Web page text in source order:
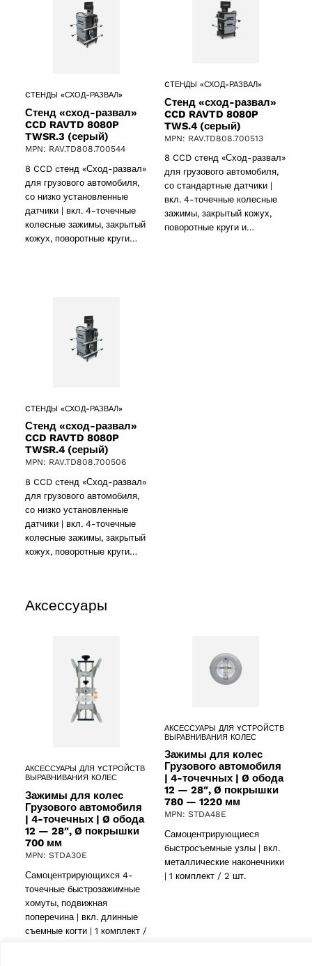
CТЕНДЫ «СХОД-РАЗВАЛ»
Стенд «сход-развал»
CCD RAVTD 8080P
TWSR.3 (серый)
MPN: RAV.TD808.700544
8 CCD cтенд «Сход-развал»
для грузового автомобиля,
со низко установленные
датчики | вкл. 4-точечные
колесные зажимы, закрытый
кожух, поворотные круги…
CТЕНДЫ «СХОД-РАЗВАЛ»
Стенд «сход-развал»
CCD RAVTD 8080P
TWS.4 (серый)
MPN: RAV.TD808.700513
8 CCD cтенд «Сход-развал»
для грузового автомобиля,
со стандартные датчики |
вкл. 4-точечные колесные
зажимы, закрытый кожух,
поворотные круги и…
CТЕНДЫ «СХОД-РАЗВАЛ»
Стенд «сход-развал»
CCD RAVTD 8080P
TWSR.4 (серый)
MPN: RAV.TD808.700506
8 CCD cтенд «Сход-развал»
для грузового автомобиля,
со низко установленные
датчики | вкл. 4-точечные
колесные зажимы, закрытый
кожух, поворотные круги…
Аксессуары
АКСЕССУАРЫ ДЛЯ YСТРОЙСТВ
ВЫРАВНИВАНИЯ КОЛЕС
Зажимы для колес
Грузового автомобиля
| 4-точечных | Ø обода
12 — 28″, Ø покрышки
700 мм
MPN: STDA30E
Самоцентрирующихся 4-
точечные быстрозажимные
хомуты, подвижная
поперечина | вкл. длинные
съемные когти | 1 комплект /
АКСЕССУАРЫ ДЛЯ YСТРОЙСТВ
ВЫРАВНИВАНИЯ КОЛЕС
Зажимы для колес
Грузового автомобиля
| 4-точечных | Ø обода
12 — 28″, Ø покрышки
780 — 1220 мм
MPN: STDA48E
Самоцентрирующиеся
быстросъемные узлы | вкл.
металлические наконечники
| 1 комплект / 2 шт.